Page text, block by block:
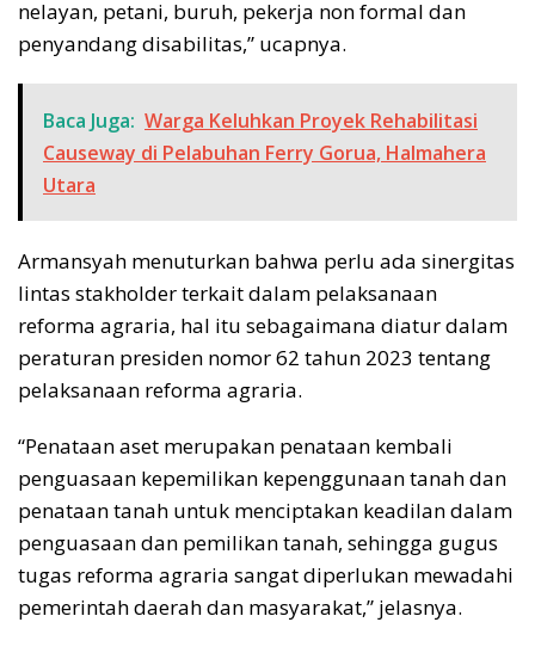
nelayan, petani, buruh, pekerja non formal dan
penyandang disabilitas,” ucapnya.
Baca Juga: Warga Keluhkan Proyek Rehabilitasi
Causeway di Pelabuhan Ferry Gorua, Halmahera
Utara
Armansyah menuturkan bahwa perlu ada sinergitas
lintas stakholder terkait dalam pelaksanaan
reforma agraria, hal itu sebagaimana diatur dalam
peraturan presiden nomor 62 tahun 2023 tentang
pelaksanaan reforma agraria.
“Penataan aset merupakan penataan kembali
penguasaan kepemilikan kepenggunaan tanah dan
penataan tanah untuk menciptakan keadilan dalam
penguasaan dan pemilikan tanah, sehingga gugus
tugas reforma agraria sangat diperlukan mewadahi
pemerintah daerah dan masyarakat,” jelasnya.